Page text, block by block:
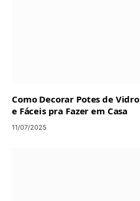
Como Decorar Potes de
e Fáceis pra Fazer em Casa
11/07/2025